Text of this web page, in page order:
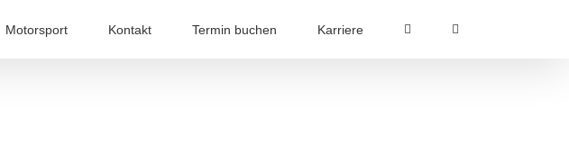
Motorsport Kontakt Termin buchen Karriere